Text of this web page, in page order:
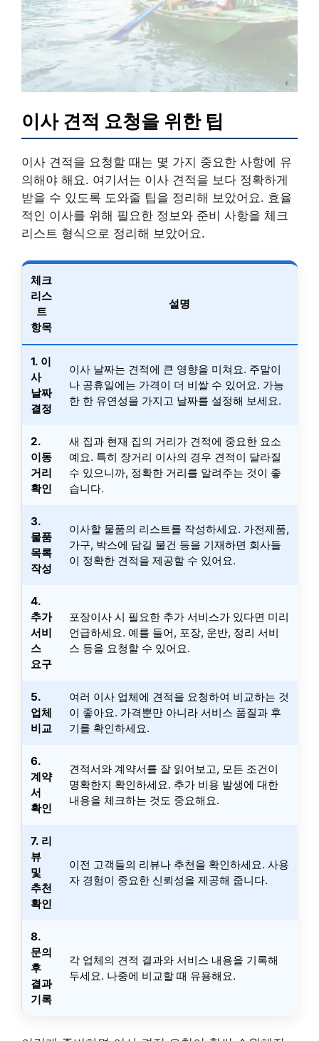
이사 견적 요청을 위한 팁
이사 견적을 요청할 때는 몇 가지 중요한 사항에 유
의해야 해요. 여기서는 이사 견적을 보다 정확하게
받을 수 있도록 도와줄 팁을 정리해 보았어요. 효율
적인 이사를 위해 필요한 정보와 준비 사항을 체크
리스트 형식으로 정리해 보았어요.
체크
리스
트
항목
설명
1. 이
사
날짜
결정
이사 날짜는 견적에 큰 영향을 미쳐요. 주말이
나 공휴일에는 가격이 더 비쌀 수 있어요. 가능
한 한 유연성을 가지고 날짜를 설정해 보세요.
2.
이동
거리
확인
새 집과 현재 집의 거리가 견적에 중요한 요소
예요. 특히 장거리 이사의 경우 견적이 달라질
수 있으니까, 정확한 거리를 알려주는 것이 좋
습니다.
3.
물품
목록
작성
이사할 물품의 리스트를 작성하세요. 가전제품,
가구, 박스에 담길 물건 등을 기재하면 회사들
이 정확한 견적을 제공할 수 있어요.
4.
추가
서비
스
요구
포장이사 시 필요한 추가 서비스가 있다면 미리
언급하세요. 예를 들어, 포장, 운반, 정리 서비
스 등을 요청할 수 있어요.
5.
업체
비교
여러 이사 업체에 견적을 요청하여 비교하는 것
이 좋아요. 가격뿐만 아니라 서비스 품질과 후
기를 확인하세요.
6.
계약
서
확인
견적서와 계약서를 잘 읽어보고, 모든 조건이
명확한지 확인하세요. 추가 비용 발생에 대한
내용을 체크하는 것도 중요해요.
7. 리
뷰
및
추천
확인
이전 고객들의 리뷰나 추천을 확인하세요. 사용
자 경험이 중요한 신뢰성을 제공해 줍니다.
8.
문의
후
결과
기록
각 업체의 견적 결과와 서비스 내용을 기록해
두세요. 나중에 비교할 때 유용해요.